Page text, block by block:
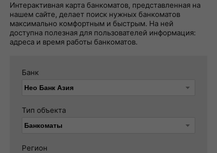
Интерактивная карта банкоматов, представленная на
нашем сайте, делает поиск нужных банкоматов
максимально комфортным и быстрым. На ней
доступна полезная для пользователей информация:
адреса и время работы банкоматов.
Банк
Тип объекта
Регион